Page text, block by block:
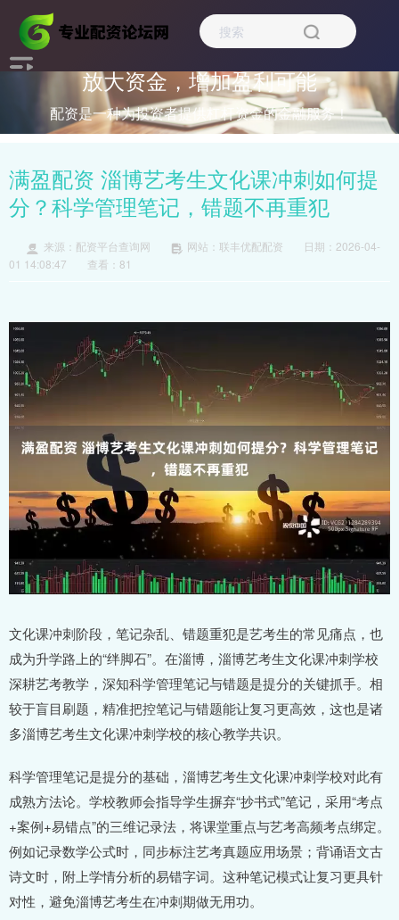
放大资金，增加盈利可能
配资是一种为投资者提供杠杆资金的金融服务！
满盈配资 淄博艺考生文化课冲刺如何提
分？科学管理笔记，错题不再重犯
来源：配资平台查询网 网站：联丰优配配资
日期：2026-04-
01 14:08:47
查看：81
文化课冲刺阶段，笔记杂乱、错题重犯是艺考生的常见痛点，也
成为升学路上的“绊脚石”。在淄博，淄博艺考生文化课冲刺学校
深耕艺考教学，深知科学管理笔记与错题是提分的关键抓手。相
较于盲目刷题，精准把控笔记与错题能让复习更高效，这也是诸
多淄博艺考生文化课冲刺学校的核心教学共识。
科学管理笔记是提分的基础，淄博艺考生文化课冲刺学校对此有
成熟方法论。学校教师会指导学生摒弃“抄书式”笔记，采用“考点
+案例+易错点”的三维记录法，将课堂重点与艺考高频考点绑定。
例如记录数学公式时，同步标注艺考真题应用场景；背诵语文古
诗文时，附上学情分析的易错字词。这种笔记模式让复习更具针
对性，避免淄博艺考生在冲刺期做无用功。